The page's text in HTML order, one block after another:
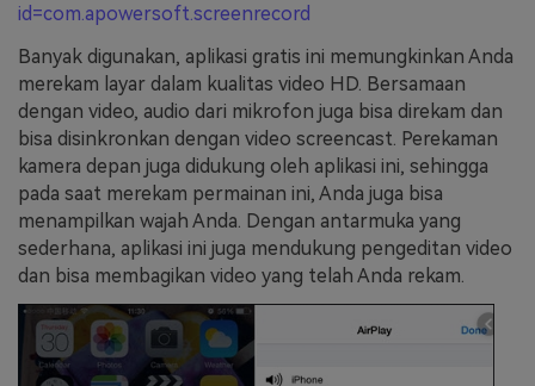
id=com.apowersoft.screenrecord
Banyak digunakan, aplikasi gratis ini memungkinkan Anda
merekam layar dalam kualitas video HD. Bersamaan
dengan video, audio dari mikrofon juga bisa direkam dan
bisa disinkronkan dengan video screencast. Perekaman
kamera depan juga didukung oleh aplikasi ini, sehingga
pada saat merekam permainan ini, Anda juga bisa
menampilkan wajah Anda. Dengan antarmuka yang
sederhana, aplikasi ini juga mendukung pengeditan video
dan bisa membagikan video yang telah Anda rekam.